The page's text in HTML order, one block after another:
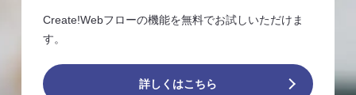
Create!Webフローの機能を無料でお試しいただけま
す。
詳しくはこちら